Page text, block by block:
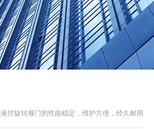
液控旋转堰门的性能稳定，维护方便，经久耐用